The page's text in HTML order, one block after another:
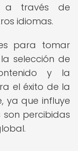
través de
idiomas.
para tomar
selección de
y la
el éxito de la
ya que influye
percibidas